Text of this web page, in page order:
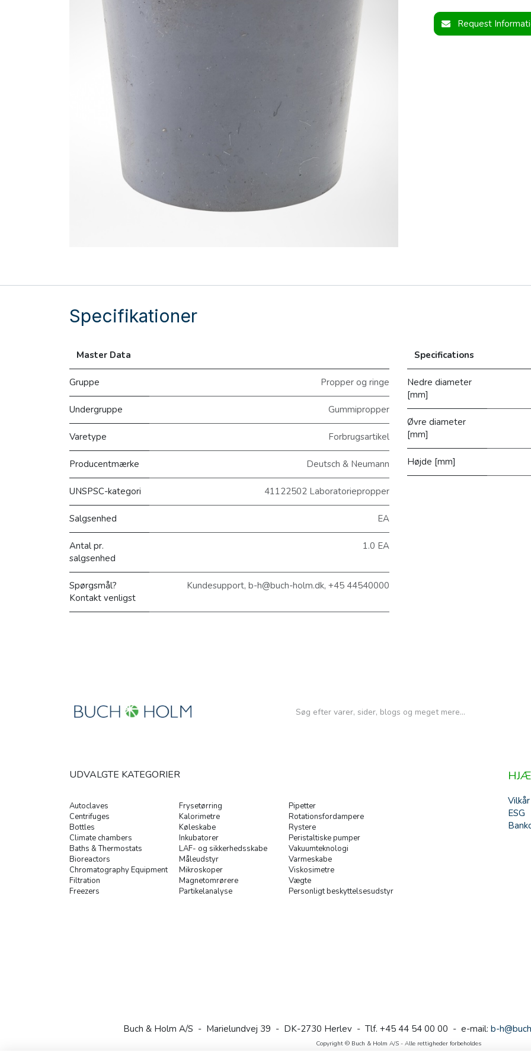
Request
Specifikationer
Master Data
Gruppe Propper og ringe
Undergruppe Gummipropper
Varetype Forbrugsartikel
Producentmærke Deutsch & Neumann
UNSPSC-kategori 41122502 Laboratoriepropper
Salgsenhed EA
Antal pr.
salgsenhed
1.0 EA
Spørgsmål?
Kontakt venligst
Kundesupport, b-h@buch-holm.dk, +45 44540000
Specifications
Nedre diameter
[mm]
Øvre diameter
[mm]
Højde [mm]
Autoclaves
Centrifuges
Bottles
Climate chambers
Baths & Thermostats
Bioreactors
Chromatography Equipment
Filtration
Freezers
Frysetørring
Kalorimetre
Køleskabe
Inkubatorer
LAF- og sikkerhedsskabe
Måleudstyr
Mikroskoper
Magnetomrørere
Partikelanalyse
Pipetter
Rotationsfordampere
Rystere
Peristaltiske pumper
Vakuumteknologi
Varmeskabe
Viskosimetre
Vægte
Personligt beskyttelsesudstyr
UDVALGTE KATEGORIER
Vilkår
ESG
Buch & Holm A/S - Marielundvej 39 - DK-2730 Herlev - Tlf. +45 44 54 00 00 - e-mail: b-
Copyright © Buch & Holm A/S - Alle rettigheder forbeholdes